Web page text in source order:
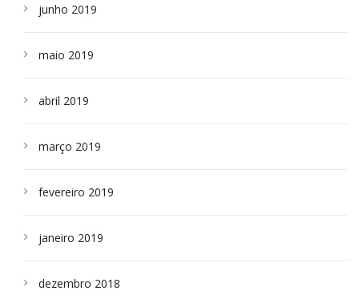
junho 2019
maio 2019
abril 2019
março 2019
fevereiro 2019
janeiro 2019
dezembro 2018